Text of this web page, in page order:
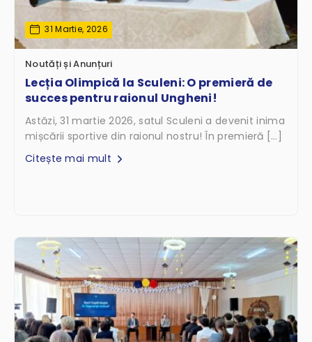
31 Martie, 2026
Noutăți și Anunțuri
Lecția Olimpică la Sculeni: O premieră de
succes pentru raionul Ungheni!
Astăzi, 31 martie 2026, satul Sculeni a devenit inima
mișcării sportive din raionul nostru! În premieră […]
Citește mai mult